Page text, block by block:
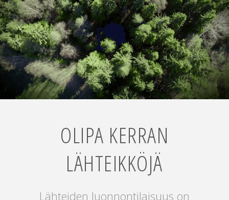
OLIPA KERRAN
LÄHTEIKKÖJÄ
Lähteiden luonnontilaisuus on